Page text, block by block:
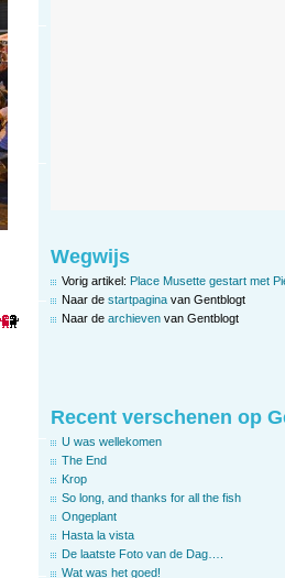
Wegwijs
Vorig artikel: Place Musette gestart met
Naar de startpagina van Gentblogt
Naar de archieven van Gentblogt
Recent verschenen op
U was wellekomen
The End
Krop
So long, and thanks for all the fish
Ongeplant
Hasta la vista
De laatste Foto van de Dag….
Wat was het goed!